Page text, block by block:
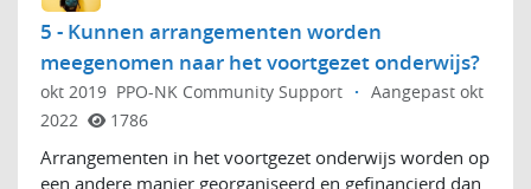
5 - Kunnen arrangementen worden
meegenomen naar het voortgezet onderwijs?
okt 2019 PPO-NK Community Support ·
Aangepast okt
2022
1786
Arrangementen in het voortgezet onderwijs worden op
een andere manier georganiseerd en gefinancierd dan